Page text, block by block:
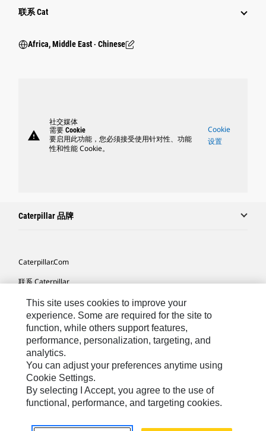
行业
联系 Cat
Africa, Middle East ‧ Chinese
warning
社交媒体
需要 Cookie
要启用此功能，您必须接受使用针对性、功能
性和性能 Cookie。
Cookie
设置
Caterpillar 品牌
Caterpillar.com
联系 Caterpillar
我的营销首选项
站点地图
Cookie Settings
法律
隐私
This site uses cookies to improve your
experience. Some are required for the site to
function, while others support features,
performance, personalization, targeting, and
analytics.
You can adjust your preferences anytime using
Cookie Settings.
By selecting I Accept, you agree to the use of
functional, performance, and targeting cookies.